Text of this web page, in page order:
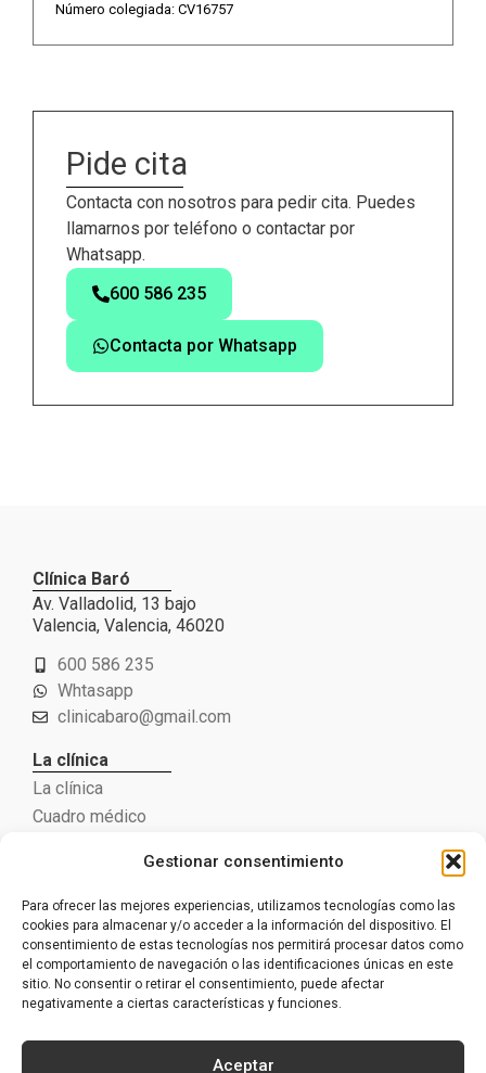
Gestionar consentimiento
Para ofrecer las mejores experiencias, utilizamos tecnologías como las
cookies para almacenar y/o acceder a la información del dispositivo. El
consentimiento de estas tecnologías nos permitirá procesar datos como
el comportamiento de navegación o las identificaciones únicas en este
sitio. No consentir o retirar el consentimiento, puede afectar
negativamente a ciertas características y funciones.
Aceptar
Número colegiada: CV16757
Pide cita
Contacta con nosotros para pedir cita. Puedes
llamarnos por teléfono o contactar por
Whatsapp.
600 586 235
Contacta por Whatsapp
Clínica Baró
Av. Valladolid, 13 bajo
Valencia, Valencia, 46020
600 586 235
Whtasapp
clinicabaro@gmail.com
La clínica
La clínica
Cuadro médico
Psicología
Psicología jurídica
Podología
Fisioterapia